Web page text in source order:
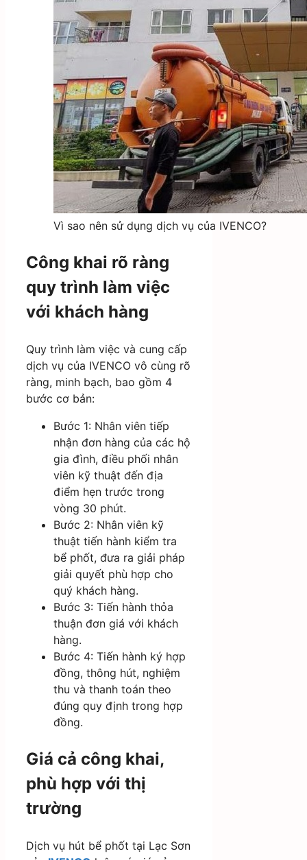
Vì sao nên sử dụng dịch vụ của IVENCO?
Công khai rõ ràng
quy trình làm việc
với khách hàng
Quy trình làm việc và cung cấp
dịch vụ của IVENCO vô cùng rõ
ràng, minh bạch, bao gồm 4
bước cơ bản:
Bước 1: Nhân viên tiếp
nhận đơn hàng của các hộ
gia đình, điều phối nhân
viên kỹ thuật đến địa
điểm hẹn trước trong
vòng 30 phút.
Bước 2: Nhân viên kỹ
thuật tiến hành kiểm tra
bể phốt, đưa ra giải pháp
giải quyết phù hợp cho
quý khách hàng.
Bước 3: Tiến hành thỏa
thuận đơn giá với khách
hàng.
Bước 4: Tiến hành ký hợp
đồng, thông hút, nghiệm
thu và thanh toán theo
đúng quy định trong hợp
đồng.
Giá cả công khai,
phù hợp với thị
trường
Dịch vụ hút bể phốt tại Lạc Sơn